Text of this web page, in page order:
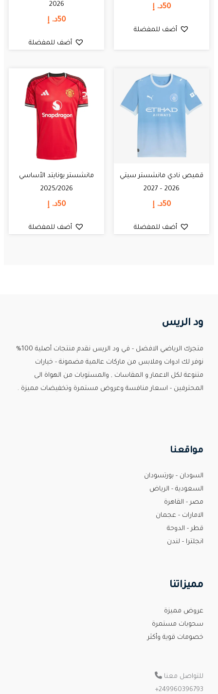
50د. إ
أضف للمفضلة
2026
50د. إ
أضف للمفضلة
قميص نادي مانشستر سيتي
2026 – 2027
50د. إ
أضف للمفضلة
مانشستر يونايتد الأساسي
2025/2026
50د. إ
أضف للمفضلة
ود الريس
متجرك الرياضي الافضل - في ود الريس نقدم منتجات أصلية 100%
نوفر لك ادوات وملابس من ماركات عالمية مضمونة - خيارات
متنوعة لكل الاعمار و المقاسات , والمستويات من الهواة الى
المحترفين - اسعار منافسة وعروض مستمرة وتخفيضات مميزة .
مواقعنا
السودان - بورتسودان
السعودية - الرياض
مصر - القاهرة
الامارات - عجمان
قطر - الدوحة
انجلترا - لندن
مميزاتنا
عروض مميزة
سحوبات مستمرة
خصومات قوية وأكثر
للتواصل معنا
249960396793
+